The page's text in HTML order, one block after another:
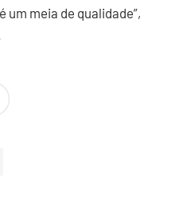
meia de qualidade”,